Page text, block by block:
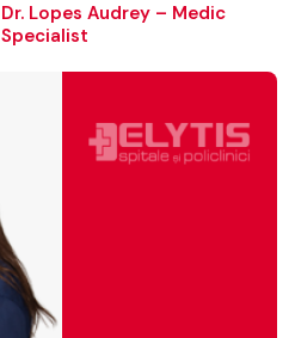
Dr. Lopes Audrey – Medic
Specialist